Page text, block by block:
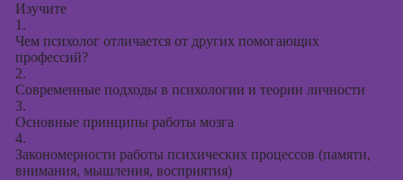
сетях
таргетированной
продюсирования
Изучите
1.
Чем психолог отличается от других помогающих
профессий?
2.
Современные подходы в психологии и теории личности
3.
Основные принципы работы мозга
4.
Закономерности работы психических процессов (памяти,
внимания, мышления, восприятия)